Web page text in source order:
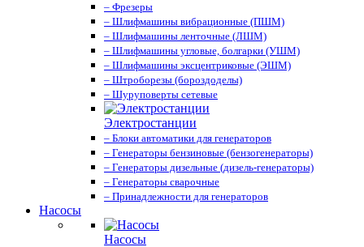
– Фрезеры
– Шлифмашины вибрационные (ПШМ)
– Шлифмашины ленточные (ЛШМ)
– Шлифмашины угловые, болгарки (УШМ)
– Шлифмашины эксцентриковые (ЭШМ)
– Штроборезы (бороздоделы)
– Шуруповерты сетевые
Электростанции
– Блоки автоматики для генераторов
– Генераторы бензиновые (бензогенераторы)
– Генераторы дизельные (дизель-генераторы)
– Генераторы сварочные
– Принадлежности для генераторов
Насосы
Насосы